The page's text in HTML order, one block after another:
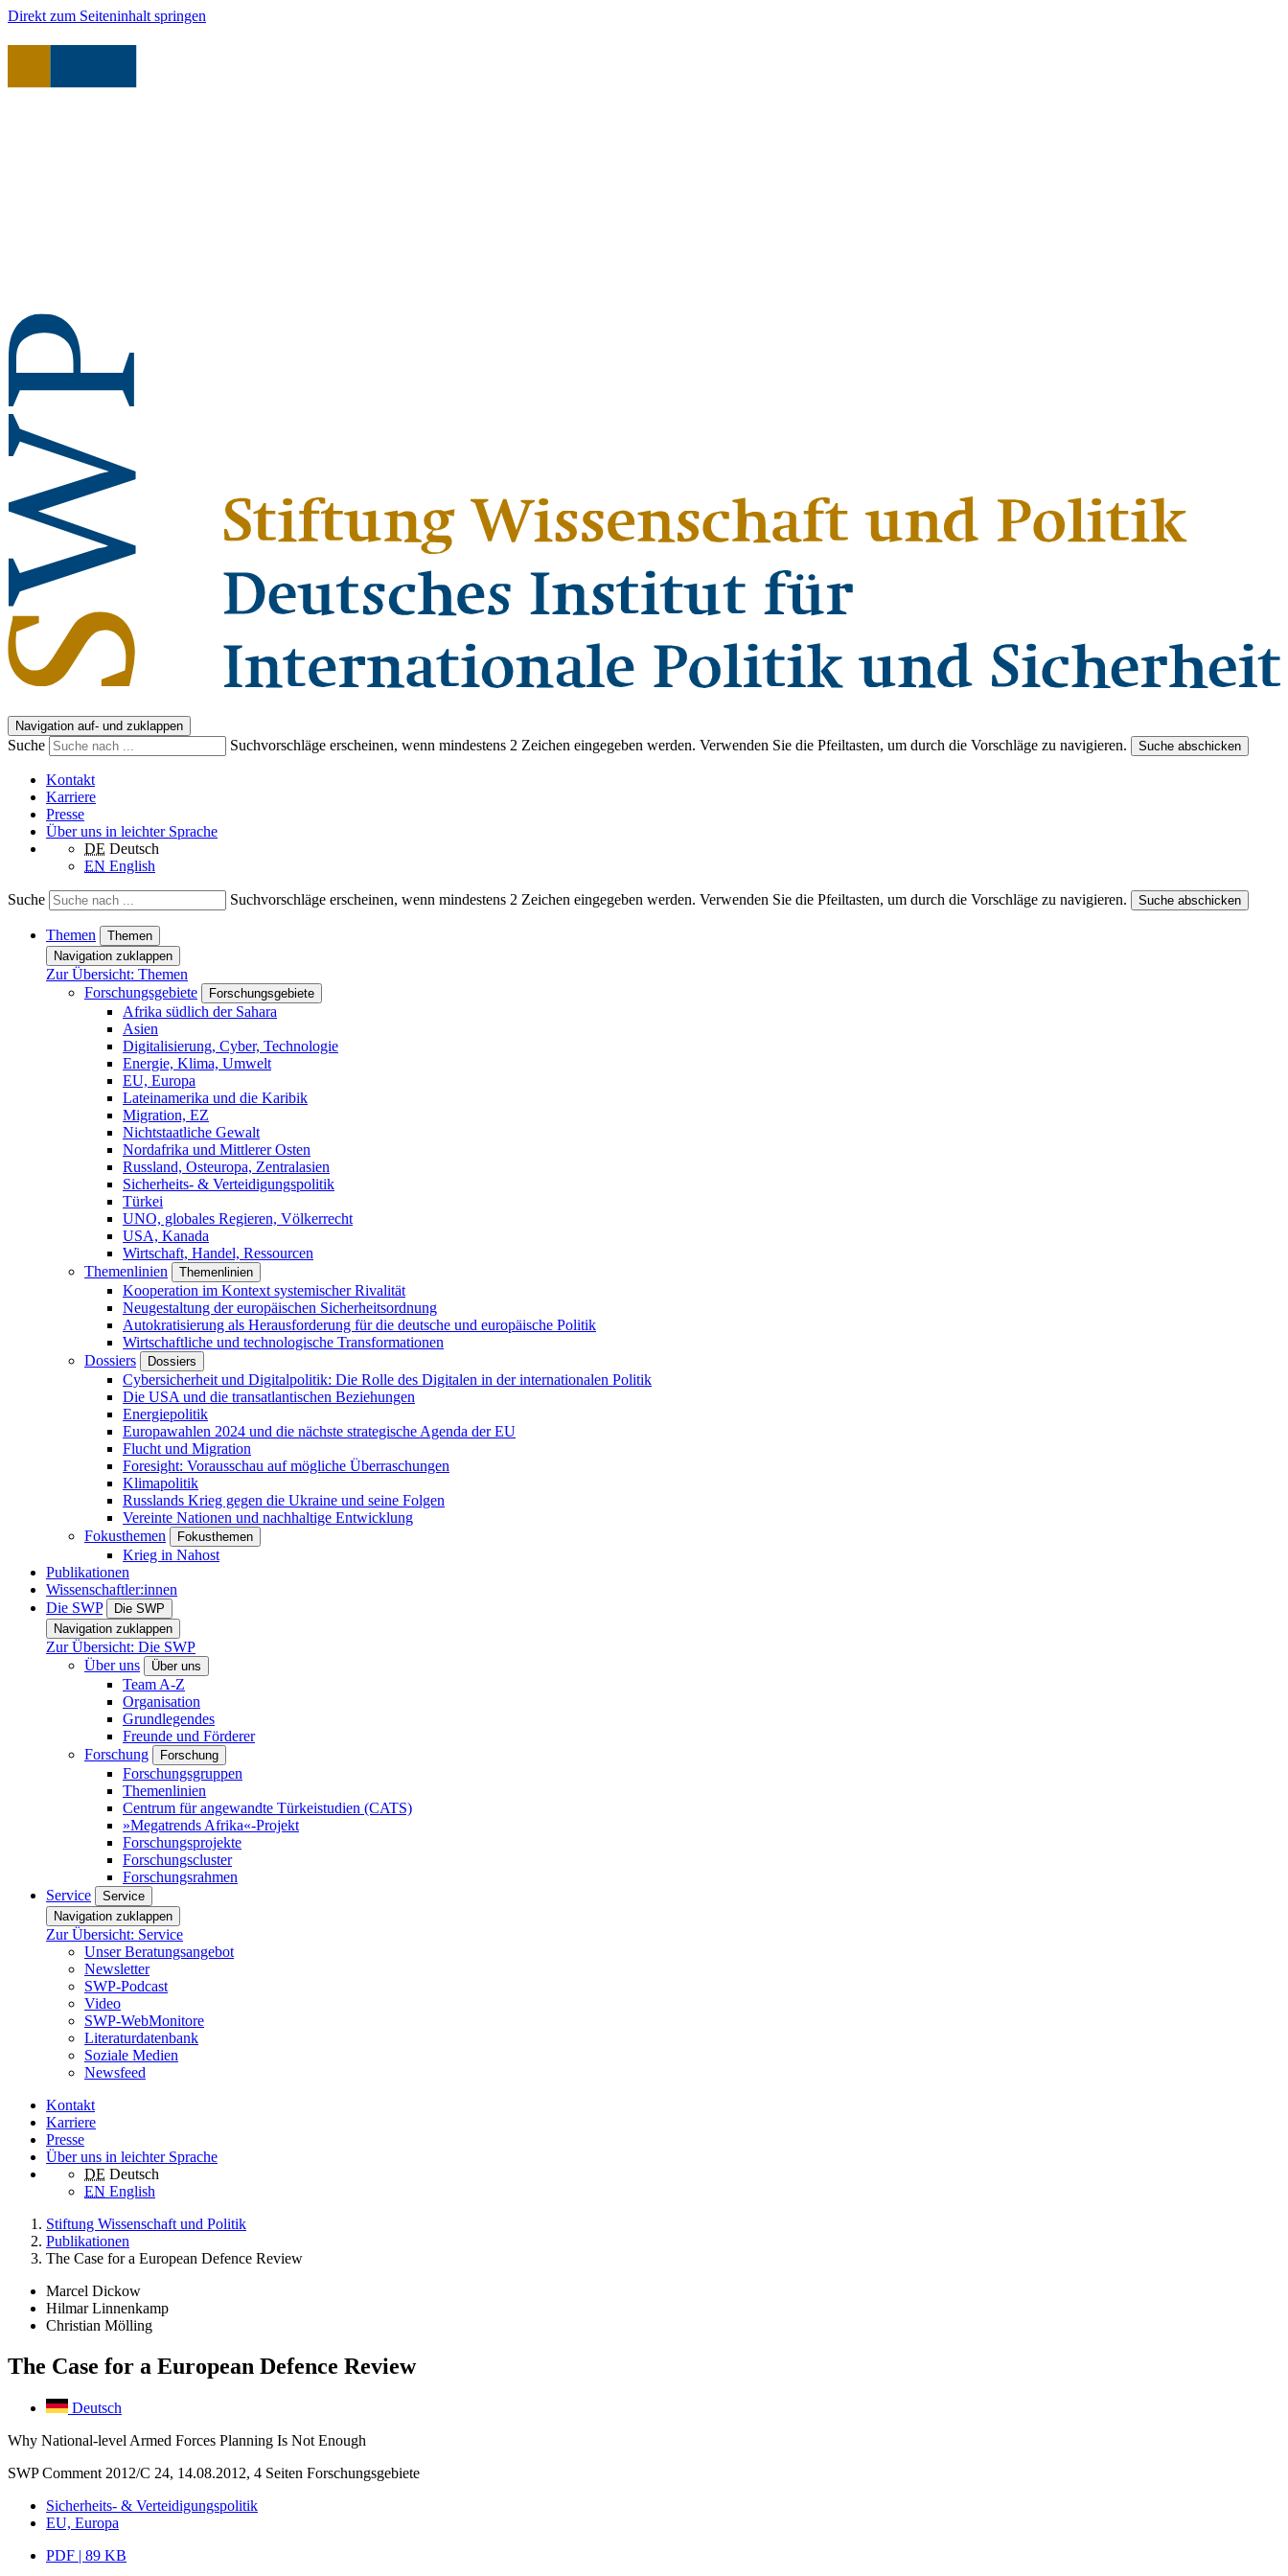
Direkt zum Seiteninhalt springen
Navigation auf- und zuklappen
Suche Suchvorschläge erscheinen, wenn mindestens 2 Zeichen eingegeben werden. Verwenden Sie die Pfeiltasten, um durch die Vorschläge zu navigieren. Suche abschicken
Kontakt
Karriere
Presse
Über uns in leichter Sprache
DE Deutsch
EN English
Suche Suchvorschläge erscheinen, wenn mindestens 2 Zeichen eingegeben werden. Verwenden Sie die Pfeiltasten, um durch die Vorschläge zu navigieren. Suche abschicken
Themen
Themen
Navigation zuklappen
Zur Übersicht: Themen
Forschungsgebiete
Forschungsgebiete
Afrika südlich der Sahara
Asien
Digitalisierung, Cyber, Technologie
Energie, Klima, Umwelt
EU, Europa
Lateinamerika und die Karibik
Migration, EZ
Nichtstaatliche Gewalt
Nordafrika und Mittlerer Osten
Russland, Osteuropa, Zentralasien
Sicherheits- & Verteidigungspolitik
Türkei
UNO, globales Regieren, Völkerrecht
USA, Kanada
Wirtschaft, Handel, Ressourcen
Themenlinien
Themenlinien
Kooperation im Kontext systemischer Rivalität
Neugestaltung der europäischen Sicherheitsordnung
Autokratisierung als Herausforderung für die deutsche und europäische Politik
Wirtschaftliche und technologische Transformationen
Dossiers
Dossiers
Cybersicherheit und Digitalpolitik: Die Rolle des Digitalen in der internationalen Politik
Die USA und die transatlantischen Beziehungen
Energiepolitik
Europawahlen 2024 und die nächste strategische Agenda der EU
Flucht und Migration
Foresight: Vorausschau auf mögliche Überraschungen
Klimapolitik
Russlands Krieg gegen die Ukraine und seine Folgen
Vereinte Nationen und nachhaltige Entwicklung
Fokusthemen
Fokusthemen
Krieg in Nahost
Publikationen
Wissenschaftler:innen
Die SWP
Die SWP
Navigation zuklappen
Zur Übersicht: Die SWP
Über uns
Über uns
Team A-Z
Organisation
Grundlegendes
Freunde und Förderer
Forschung
Forschung
Forschungsgruppen
Themenlinien
Centrum für angewandte Türkeistudien (CATS)
»Megatrends Afrika«-Projekt
Forschungsprojekte
Forschungscluster
Forschungsrahmen
Service
Service
Navigation zuklappen
Zur Übersicht: Service
Unser Beratungsangebot
Newsletter
SWP-Podcast
Video
SWP-WebMonitore
Literaturdatenbank
Soziale Medien
Newsfeed
Kontakt
Karriere
Presse
Über uns in leichter Sprache
DE Deutsch
EN English
Stiftung Wissenschaft und Politik
Publikationen
The Case for a European Defence Review
Marcel Dickow
Hilmar Linnenkamp
Christian Mölling
The Case for a European Defence Review
Deutsch
Why National-level Armed Forces Planning Is Not Enough
SWP Comment 2012/C 24, 14.08.2012, 4 Seiten Forschungsgebiete
Sicherheits- & Verteidigungspolitik
EU, Europa
PDF | 89 KB